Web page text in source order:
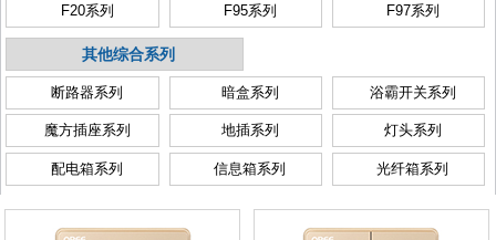
F20系列 F95系列 F97系列
其他综合系列
断路器系列 暗盒系列 浴霸开关系列
魔方插座系列 地插系列 灯头系列
配电箱系列 信息箱系列 光纤箱系列